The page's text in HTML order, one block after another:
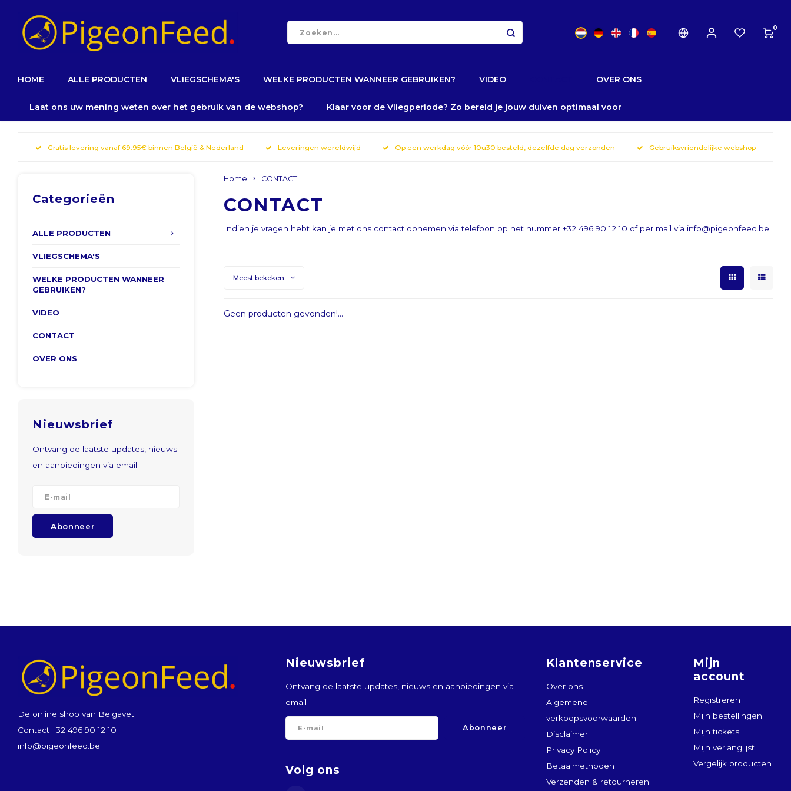
0
HOME ALLE PRODUCTEN VLIEGSCHEMA'S WELKE PRODUCTEN WANNEER GEBRUIKEN? VIDEO OVER ONS
Laat ons uw mening weten over het gebruik van de webshop? Klaar voor de Vliegperiode? Zo bereid je jouw duiven optimaal voor
Gratis levering vanaf 69.95€ binnen België & Nederland Leveringen wereldwijd Op een werkdag vóór 10u30 besteld, dezelfde dag verzonden Gebruiksvriendelijke webshop
Categorieën
ALLE PRODUCTEN
VLIEGSCHEMA'S
WELKE PRODUCTEN WANNEER
GEBRUIKEN?
VIDEO
CONTACT
OVER ONS
Nieuwsbrief
Ontvang de laatste updates, nieuws
en aanbiedingen via email
Abonneer
Home CONTACT
CONTACT
Indien je vragen hebt kan je met ons contact opnemen via telefoon op het nummer +32 496 90 12 10 of per mail via info@pigeonfeed.be
Meest bekeken
Geen producten gevonden!...
De online shop van Belgavet
Contact +32 496 90 12 10
info@pigeonfeed.be
Nieuwsbrief
Ontvang de laatste updates, nieuws en aanbiedingen via
email
Abonneer
Volg ons
Klantenservice
Over ons
Algemene
verkoopsvoorwaarden
Disclaimer
Privacy Policy
Betaalmethoden
Verzenden & retourneren
Mijn
account
Registreren
Mijn bestellingen
Mijn tickets
Mijn verlanglijst
Vergelijk producten